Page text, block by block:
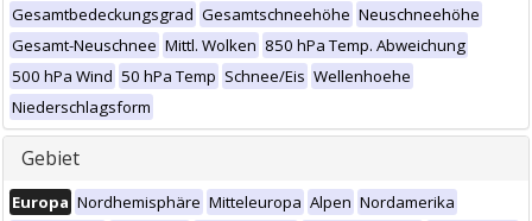
Gesamtbedeckungsgrad Gesamtschneehöhe Neuschneehöhe
Gesamt-Neuschnee Mittl. Wolken 850 hPa Temp. Abweichung
500 hPa Wind 50 hPa Temp Schnee/Eis Wellenhoehe
Niederschlagsform
Gebiet
Europa Nordhemisphäre Mitteleuropa Alpen Nordamerika